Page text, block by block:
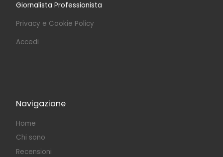
Giornalista Professionista
Privacy e Cookie Policy
Accedi
Navigazione
Home
Chi sono
Recensioni